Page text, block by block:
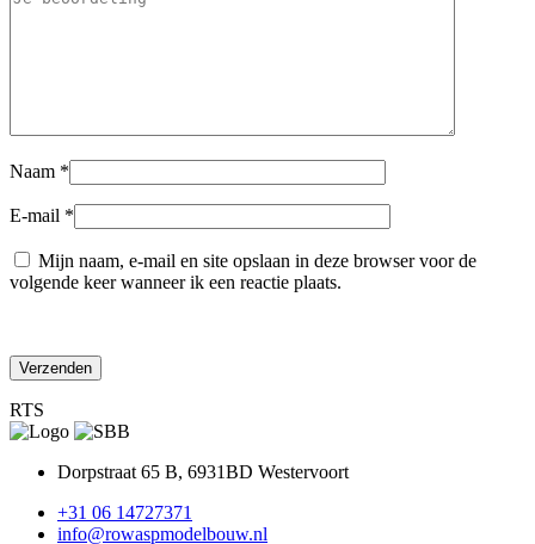
Naam *
E-mail *
Mijn naam, e-mail en site opslaan in deze browser voor de
volgende keer wanneer ik een reactie plaats.
RTS
Dorpstraat 65 B, 6931BD Westervoort
+31 06 14727371
info@rowaspmodelbouw.nl